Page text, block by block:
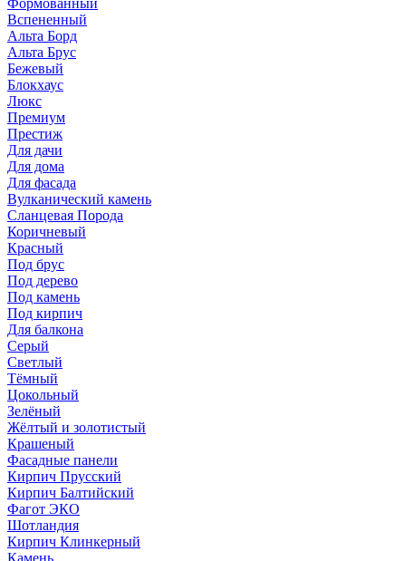
Формованный
Вспененный
Альта Борд
Альта Брус
Бежевый
Блокхаус
Люкс
Премиум
Престиж
Для дачи
Для дома
Для фасада
Вулканический камень
Сланцевая Порода
Коричневый
Красный
Под брус
Под дерево
Под камень
Под кирпич
Для балкона
Серый
Светлый
Тёмный
Цокольный
Зелёный
Жёлтый и золотистый
Крашеный
Фасадные панели
Кирпич Прусский
Кирпич Балтийский
Фагот ЭКО
Шотландия
Кирпич Клинкерный
Камень